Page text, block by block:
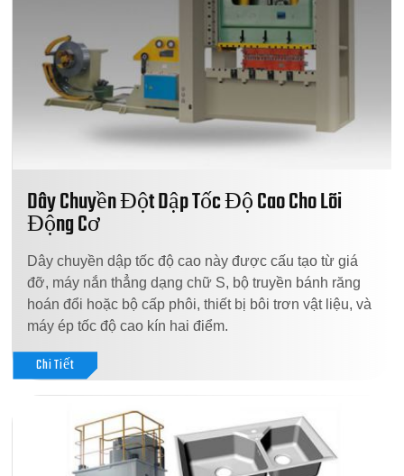
Dây Chuyền Đột Dập Tốc Độ Cao Cho Lõi
Động Cơ
Dây chuyền dập tốc độ cao này được cấu tạo từ giá
đỡ, máy nắn thẳng dạng chữ S, bộ truyền bánh răng
hoán đổi hoặc bộ cấp phôi, thiết bị bôi trơn vật liệu, và
máy ép tốc độ cao kín hai điểm.
Chi Tiết